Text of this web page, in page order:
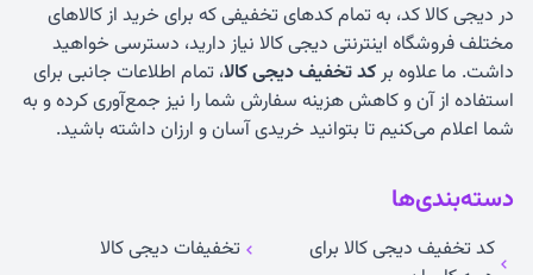
در دیجی کالا کد، به تمام کدهای تخفیفی که برای خرید از کالاهای
مختلف فروشگاه اینترنتی دیجی کالا نیاز دارید، دسترسی خواهید
داشت. ما علاوه برکد تخفیف دیجی کالا، تمام اطلاعات جانبی برای
استفاده از آن و کاهش هزینه سفارش شما را نیز جمع‌آوری کرده و به
شما اعلام می‌کنیم تا بتوانید خریدی آسان و ارزان داشته باشید.
دسته‌بندی‌ها
کد تخفیف دیجی کالا برای
تخفیفات دیجی کالا